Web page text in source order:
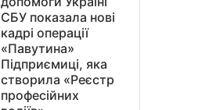
СБУ показала нові
кадрі операції
«Павутина»
Підприємиці, яка
створила «Реєстр
професійних